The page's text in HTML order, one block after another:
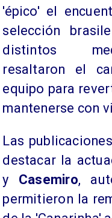
'épico' el
selección
distintos
resaltaron el
equipo para
mantenerse con
Las
destacar la
y Casemiro,
permitieron la